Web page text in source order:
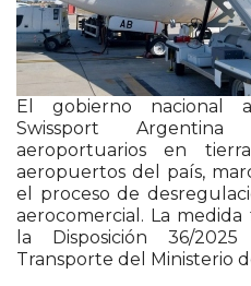
El gobierno nacional
Swissport
aeroportuarios en
aeropuertos del país,
el proceso de
aerocomercial. La
la Disposición 36/
Transporte del Ministerio